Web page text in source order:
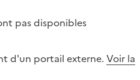
pas disponibles
d'un portail externe. Voir la